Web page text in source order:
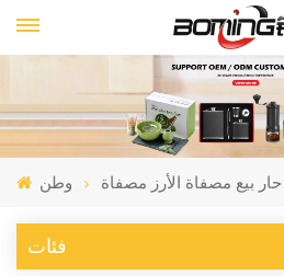
وطن حار بيع مصفاة الأرز مصفاة
فئات